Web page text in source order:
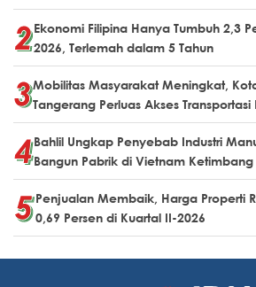
Ekonomi Filipina Hanya Tumbuh 2,3
2026, Terlemah dalam 5 Tahun
Mobilitas Masyarakat Meningkat,
Tangerang Perluas Akses Transportasi
Bahlil Ungkap Penyebab Industri
Bangun Pabrik di Vietnam
Penjualan Membaik, Harga Properti
0,69 Persen di Kuartal II-2026